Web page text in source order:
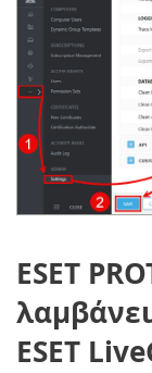
ESET
ESET